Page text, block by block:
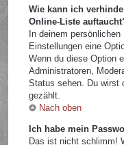
Wie kann ich
Online-Liste
In deinem
Einstellungen eine
Wenn du diese Option
Administratoren,
Status sehen. Du wirst
gezählt.
Nach oben
Ich habe mein
Das ist nicht schlimm!